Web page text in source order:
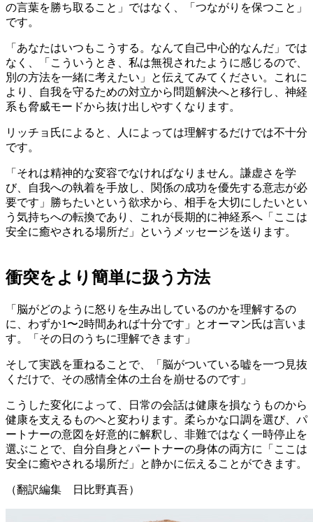
の言葉を勝ち取ること」ではなく、「つながりを保つこと」
です。
「あなたはいつもこうする。なんて自己中心的なんだ」では
なく、「こういうとき、私は無視されたように感じるので、
別の方法を一緒に考えたい」と伝えてみてください。これに
より、自我を守るための対立から問題解決へと移行し、神経
系も脅威モードから抜け出しやすくなります。
リッチョ氏によると、人によっては理解するだけでは不十分
です。
「それは精神的な変容でなければなりません。謙虚さを学
び、自我への執着を手放し、関係の成功を優先する意志が必
要です」勝ちたいという欲求から、相手を大切にしたいとい
う気持ちへの転換であり、これが長期的に神経系へ「ここは
安全に癒やされる場所だ」というメッセージを送ります。
衝突をより簡単に扱う方法
「脳がどのように怒りを生み出しているのかを理解するの
に、わずか1〜2時間あれば十分です」とオーマン氏は言いま
す。「その日のうちに理解できます」
そして実践を重ねることで、「脳がついている嘘を一つ見抜
くだけで、その感情全体の土台を崩せるのです」
こうした変化によって、日常の会話は健康を損なうものから
健康を支えるものへと変わります。柔らかな口調を選び、パ
ートナーの意図を好意的に解釈し、非難ではなく一時停止を
選ぶことで、自分自身とパートナーの身体の両方に「ここは
安全に癒やされる場所だ」と静かに伝えることができます。
（翻訳編集 日比野真吾）